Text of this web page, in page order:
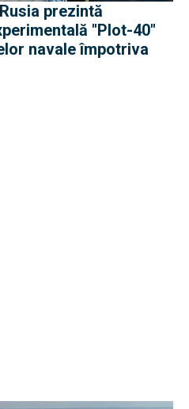
prezintă
"Plot-40"
navale împotriva